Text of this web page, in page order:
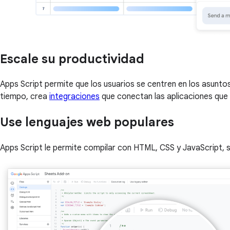
Escale su productividad
Apps Script permite que los usuarios se centren en los
tiempo, crea integraciones que conectan las aplicaciones
Use lenguajes web populares
Apps Script le permite compilar con HTML, CSS y